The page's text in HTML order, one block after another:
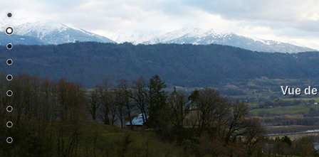
Aller au contenu principal
Vue